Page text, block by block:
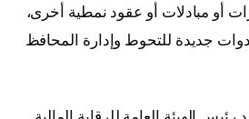
أو مبادلات أو عقود نمطية أخرى،
جديدة للتحوط وإدارة المحافظ